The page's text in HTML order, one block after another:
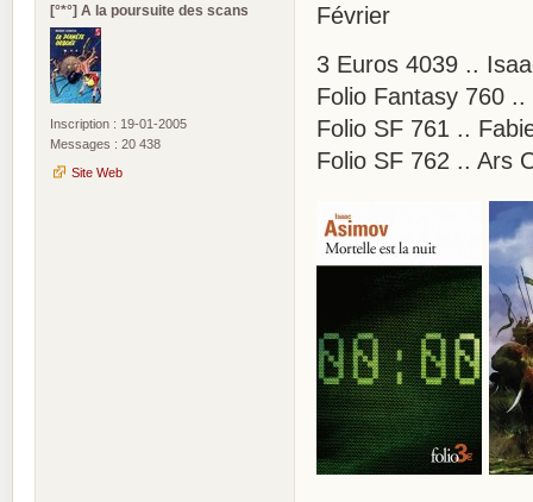
[°*°] A la poursuite des scans
Inscription : 19-01-2005
Messages : 20 438
Site Web
Février
3 Euros 4039 ..
Folio Fantasy 760
Folio SF 761 ..
Folio SF 762 .. Ars